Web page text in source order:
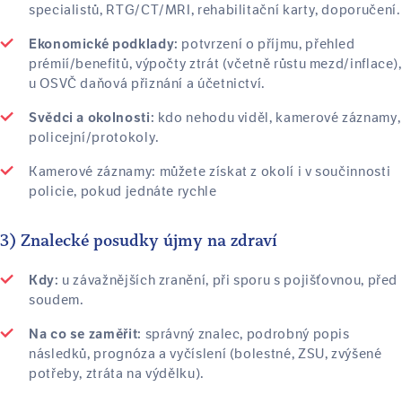
specialistů, RTG/CT/MRI, rehabilitační karty, doporučení.
Ekonomické podklady: potvrzení o příjmu, přehled
prémií/benefitů, výpočty ztrát (včetně růstu mezd/inflace),
u OSVČ daňová přiznání a účetnictví.
Svědci a okolnosti: kdo nehodu viděl, kamerové záznamy,
policejní/protokoly.
Kamerové záznamy: můžete získat z okolí i v součinnosti
policie, pokud jednáte rychle
3) Znalecké posudky újmy na zdraví
Kdy: u závažnějších zranění, při sporu s pojišťovnou, před
soudem.
Na co se zaměřit: správný znalec, podrobný popis
následků, prognóza a vyčíslení (bolestné, ZSU, zvýšené
potřeby, ztráta na výdělku).